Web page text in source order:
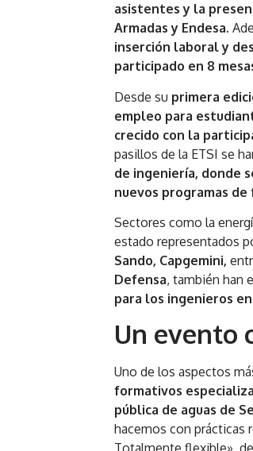
asistentes y la
Armadas y Endesa.
inserción laboral y
participado en 8
Desde su primera
empleo para
crecido con la
pasillos de la ETSI se
de ingeniería, donde
nuevos programas de
Sectores como la
estado representados
Sando, Capgemini,
Defensa, también han
para los ingenieros
Un evento
Uno de los aspectos
formativos
pública de aguas de
hacemos con prácticas